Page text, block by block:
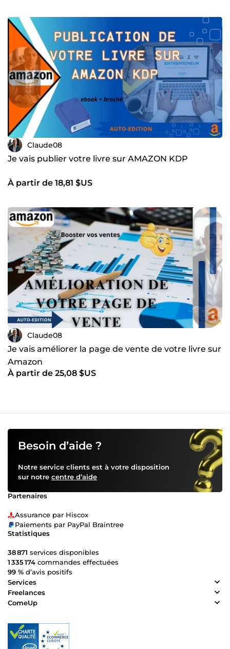
Claude08
Je vais publier votre livre sur AMAZON KDP
À partir de 18,81 $US
Claude08
Je vais améliorer la page de vente de votre livre sur
Amazon
À partir de 25,08 $US
Besoin d’aide ?
Notre service clients est à votre disposition
sur notre centre d’aide
Partenaires
Assurance par Hiscox
Paiements par PayPal Braintree
Statistiques
38 871 services disponibles
1 335 174 commandes effectuées
99 % d’avis positifs
Services
Freelances
ComeUp